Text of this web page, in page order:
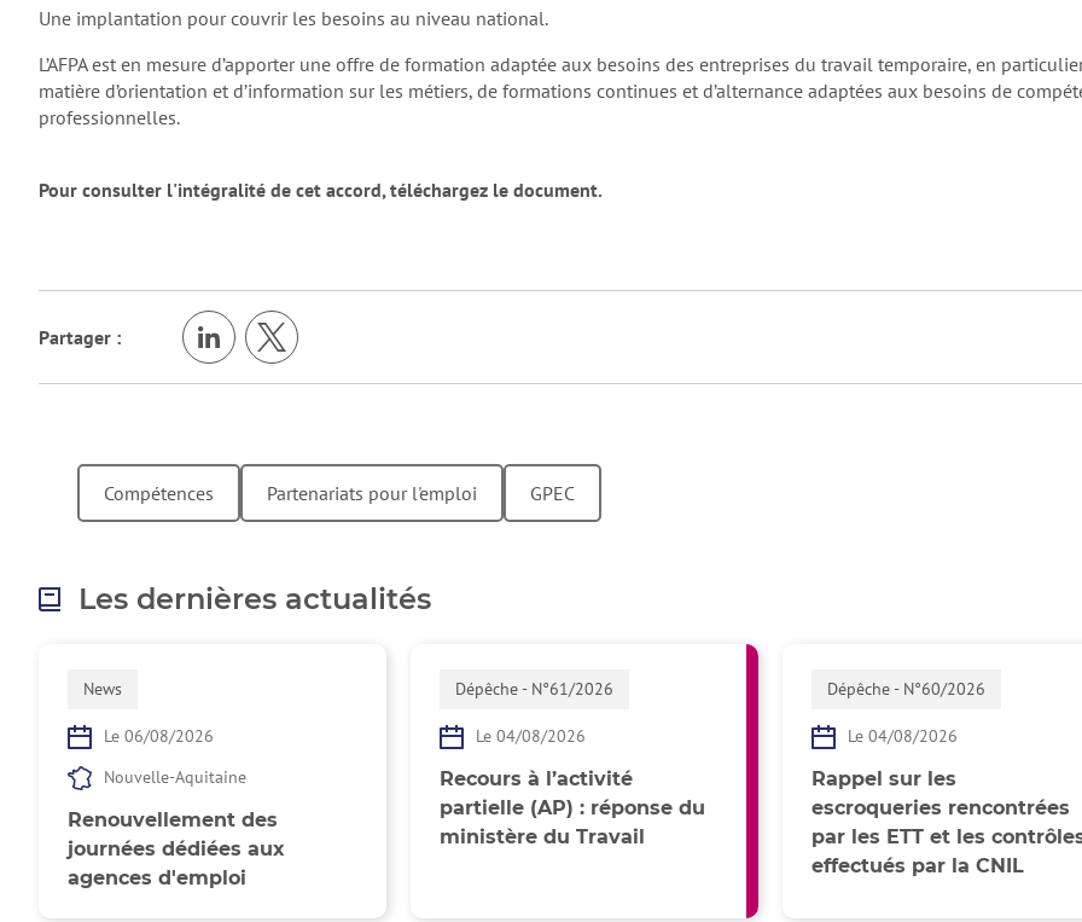
Une implantation pour couvrir les besoins au niveau national.
L’AFPA est en mesure d’apporter une offre de formation adaptée aux besoins des entreprises du travail temporaire, en
matière d’orientation et d’information sur les métiers, de formations continues et d’alternance adaptées aux besoins de
professionnelles.
Pour consulter l'intégralité de cet accord, téléchargez le document.
Partager :
Compétences Partenariats pour l'emploi GPEC
Les dernières actualités
News
Le 06/08/2026
Nouvelle-Aquitaine
Renouvellement des
journées dédiées aux
agences d'emploi
Dépêche - N°61/2026
Le 04/08/2026
Recours à l’activité
partielle (AP) : réponse du
ministère du Travail
Dépêche - N°60/2026
Le 04/08/2026
Rappel sur les
escroqueries rencontrées
par les ETT et les
effectués par la CNIL